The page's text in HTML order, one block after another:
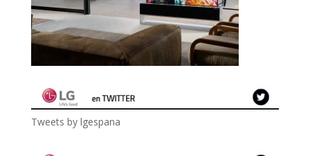
Tweets by lgespana